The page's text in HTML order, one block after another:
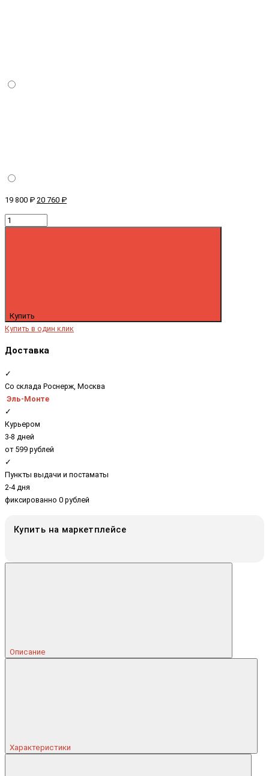
19 800 ₽ 20 760 ₽
Купить
Купить в один клик
Доставка
✓
Со склада Роснерж, Москва
Эль-Монте
✓
Курьером
3-8 дней
от 599 рублей
✓
Пункты выдачи и постаматы
2-4 дня
фиксированно 0 рублей
Купить на маркетплейсе
Описание
Характеристики